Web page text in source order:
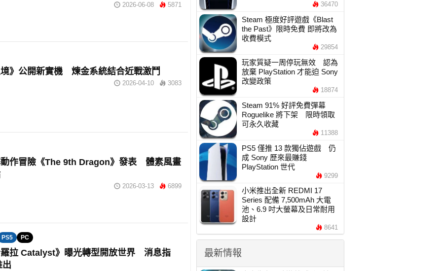
2026-06-08 5871
》公開新實機 煉金系統結合近戰激鬥
2026-04-10 3083
作冒險《The 9th Dragon》發表 體素風畫
2026-03-13 6899
PS5 PC
拉 Catalyst》曝光轉型開放世界 消息指
出
36470
Steam 極度好評遊戲《Blast
the Past》限時免費 即將改為
收費模式
29854
玩家質疑一周停玩無效 認為
放棄 PlayStation 才能迫 Sony
改變政策
18874
Steam 91% 好評免費彈幕
Roguelike 將下架 限時領取
可永久收藏
11388
PS5 僅推 13 款獨佔遊戲 仍
成 Sony 歷來最賺錢
PlayStation 世代
9299
小米推出全新 REDMI 17
Series 配備 7,500mAh 大電
池、6.9 吋大螢幕及日常耐用
設計
8641
最新情報